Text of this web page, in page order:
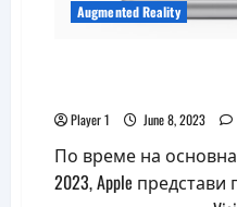
Augmented Reality
Player 1 June 8, 2023
По време на
2023, Apple